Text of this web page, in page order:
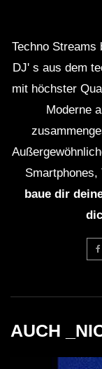
Techno Streams
DJ' s aus dem
mit höchster
Moderne
Smartphones,
baue dir
AUCH